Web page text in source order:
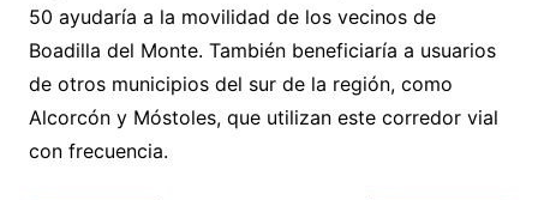
50 ayudaría a la movilidad de los vecinos de
Boadilla del Monte. También beneficiaría a usuarios
de otros municipios del sur de la región, como
Alcorcón y Móstoles, que utilizan este corredor vial
con frecuencia.